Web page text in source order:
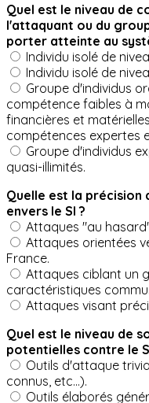
Quel est le niveau de
l'attaquant ou du
porter atteinte au
Individu isolé de
Individu isolé de
Groupe d'individus
compétence faibles à
financières et
compétences expertes
Groupe d'individus
quasi-illimités.
Quelle est la
envers le SI ?
Attaques "au
Attaques orientées
France.
Attaques ciblant un
caractéristiques
Attaques visant
Quel est le niveau de
potentielles contre le
Outils d'attaque
connus, etc...).
Outils élaborés